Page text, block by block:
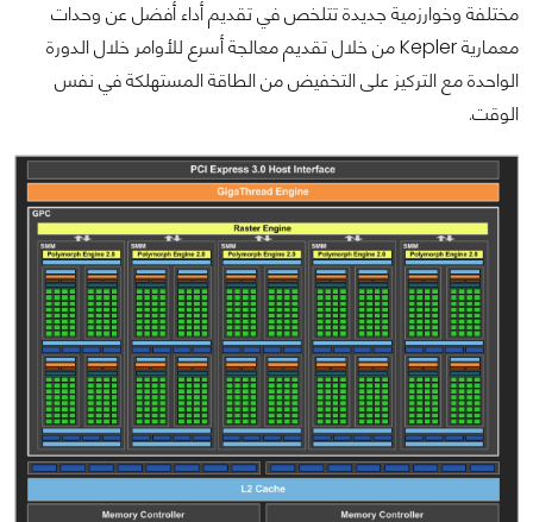
مختلفة وخوارزمية جديدة تتلخص في تقديم أداء أفضل عن وحدات
معمارية Kepler من خلال تقديم معالجة أسرع للأوامر خلال الدورة
الواحدة مع التركيز على التخفيض من الطاقة المستهلكة في نفس
الوقت.